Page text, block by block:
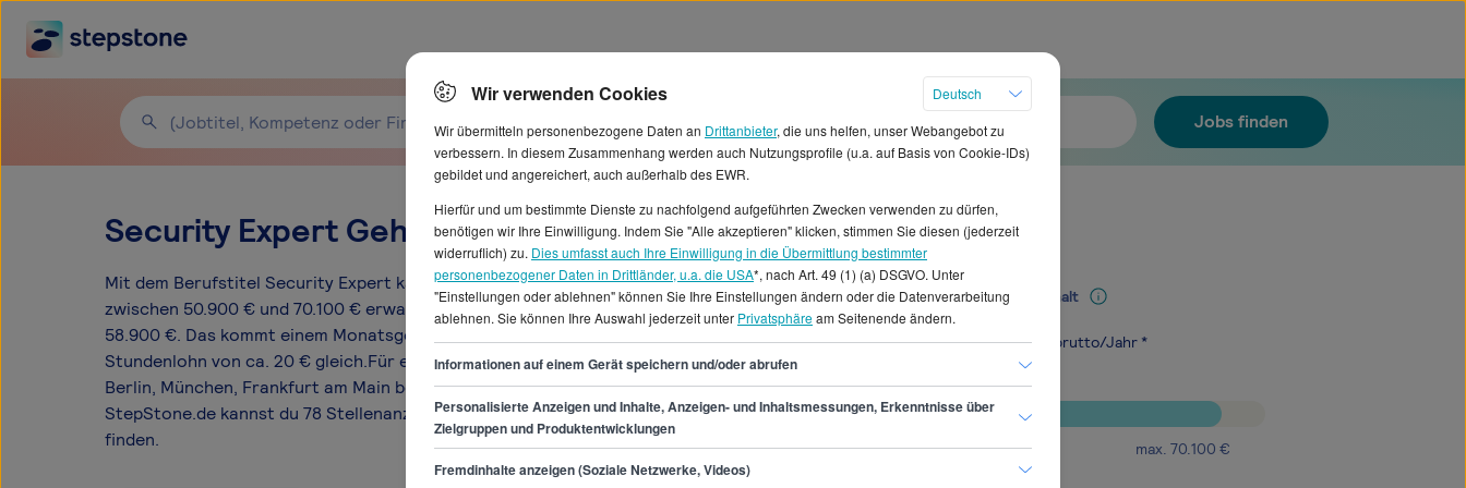
Jobs finden
Security Expert Gehälter in Deutschland
Mit dem Berufstitel Security Expert kannst du ein Durchschnittsgehalt
zwischen 50.900 € und 70.100 € erwarten. Der Durchschnitt liegt bei etwa
58.900 €. Das kommt einem Monatsgehalt von etwa 4.908 € und einem
Stundenlohn von ca. 20 € gleich.Für einen Job als Security Expert gibt es in
Berlin, München, Frankfurt am Main besonders viele offene Jobangebote.Auf
StepStone.de kannst du 78 Stellenanzeigen für den Beruf Security Expert
finden.
Mediangehalt
58.900€ brutto/Jahr *
min.50.900€ max. 70.100 €
Wir verwenden Cookies
Deutsch
Wir übermitteln personenbezogene Daten an Drittanbieter, die uns helfen, unser Webangebot zu
verbessern. In diesem Zusammenhang werden auch Nutzungsprofile (u.a. auf Basis von Cookie-IDs)
gebildet und angereichert, auch außerhalb des EWR.
Hierfür und um bestimmte Dienste zu nachfolgend aufgeführten Zwecken verwenden zu dürfen,
benötigen wir Ihre Einwilligung. Indem Sie "Alle akzeptieren" klicken, stimmen Sie diesen (jederzeit
widerruflich) zu. Dies umfasst auch Ihre Einwilligung in die Übermittlung bestimmter
personenbezogener Daten in Drittländer, u.a. die USA*, nach Art. 49 (1) (a) DSGVO. Unter
"Einstellungen oder ablehnen" können Sie Ihre Einstellungen ändern oder die Datenverarbeitung
ablehnen. Sie können Ihre Auswahl jederzeit unter Privatsphäream Seitenende ändern.
Informationen auf einem Gerät speichern und/oder abrufen
Personalisierte Anzeigen und Inhalte, Anzeigen- und Inhaltsmessungen, Erkenntnisse über
Zielgruppen und Produktentwicklungen
Fremdinhalte anzeigen (Soziale Netzwerke, Videos)